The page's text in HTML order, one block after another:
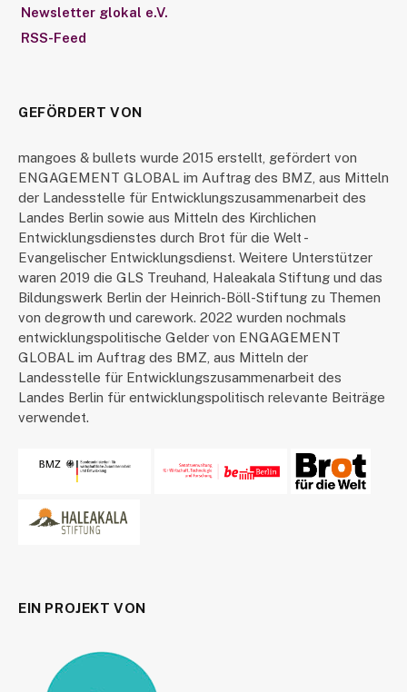
Newsletter glokal e.V.
RSS-Feed
GEFÖRDERT VON
mangoes & bullets wurde 2015 erstellt, gefördert von
ENGAGEMENT GLOBAL im Auftrag des BMZ, aus Mitteln
der Landesstelle für Entwicklungszusammenarbeit des
Landes Berlin sowie aus Mitteln des Kirchlichen
Entwicklungsdienstes durch Brot für die Welt -
Evangelischer Entwicklungsdienst. Weitere Unterstützer
waren 2019 die GLS Treuhand, Haleakala Stiftung und das
Bildungswerk Berlin der Heinrich-Böll-Stiftung zu Themen
von degrowth und carework. 2022 wurden nochmals
entwicklungspolitische Gelder von ENGAGEMENT
GLOBAL im Auftrag des BMZ, aus Mitteln der
Landesstelle für Entwicklungszusammenarbeit des
Landes Berlin für entwicklungspolitisch relevante Beiträge
verwendet.
EIN PROJEKT VON